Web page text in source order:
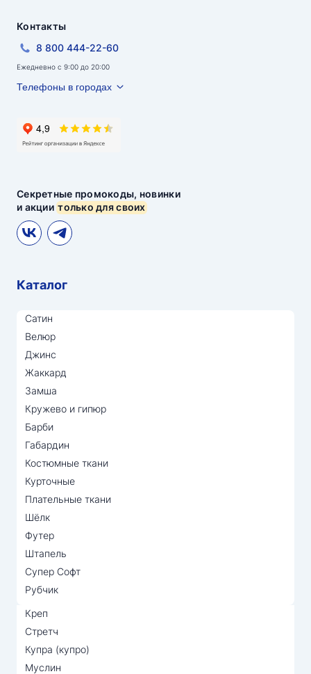
Секретные промокоды, новинки
и акциитолько для своих
Контакты
8 800 444-22-60
Ежедневно с 9:00 до 20:00
Телефоны в городах
Каталог
Сатин
Велюр
Джинс
Жаккард
Замша
Кружево и гипюр
Барби
Габардин
Костюмные ткани
Курточные
Плательные ткани
Шёлк
Футер
Штапель
Супер Софт
Рубчик
Креп
Стретч
Купра (купро)
Муслин